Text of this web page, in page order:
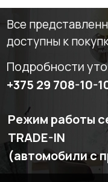
Все
доступны к
Подробности
+375 29 708-10-
Режим работы
TRADE-IN
(автомобили с